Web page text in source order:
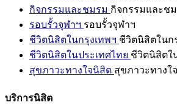
กิจกรรมและชมรม กิจกรรมและช
รอบรั้วจุฬาฯ รอบรั้วจุฬาฯ
ชีวิตนิสิตในกรุงเทพฯ ชีวิตนิสิตในก
ชีวิตนิสิตในประเทศไทย ชีวิตนิสิตใ
สุขภาวะทางใจนิสิต สุขภาวะทางใ
บริการนิสิต